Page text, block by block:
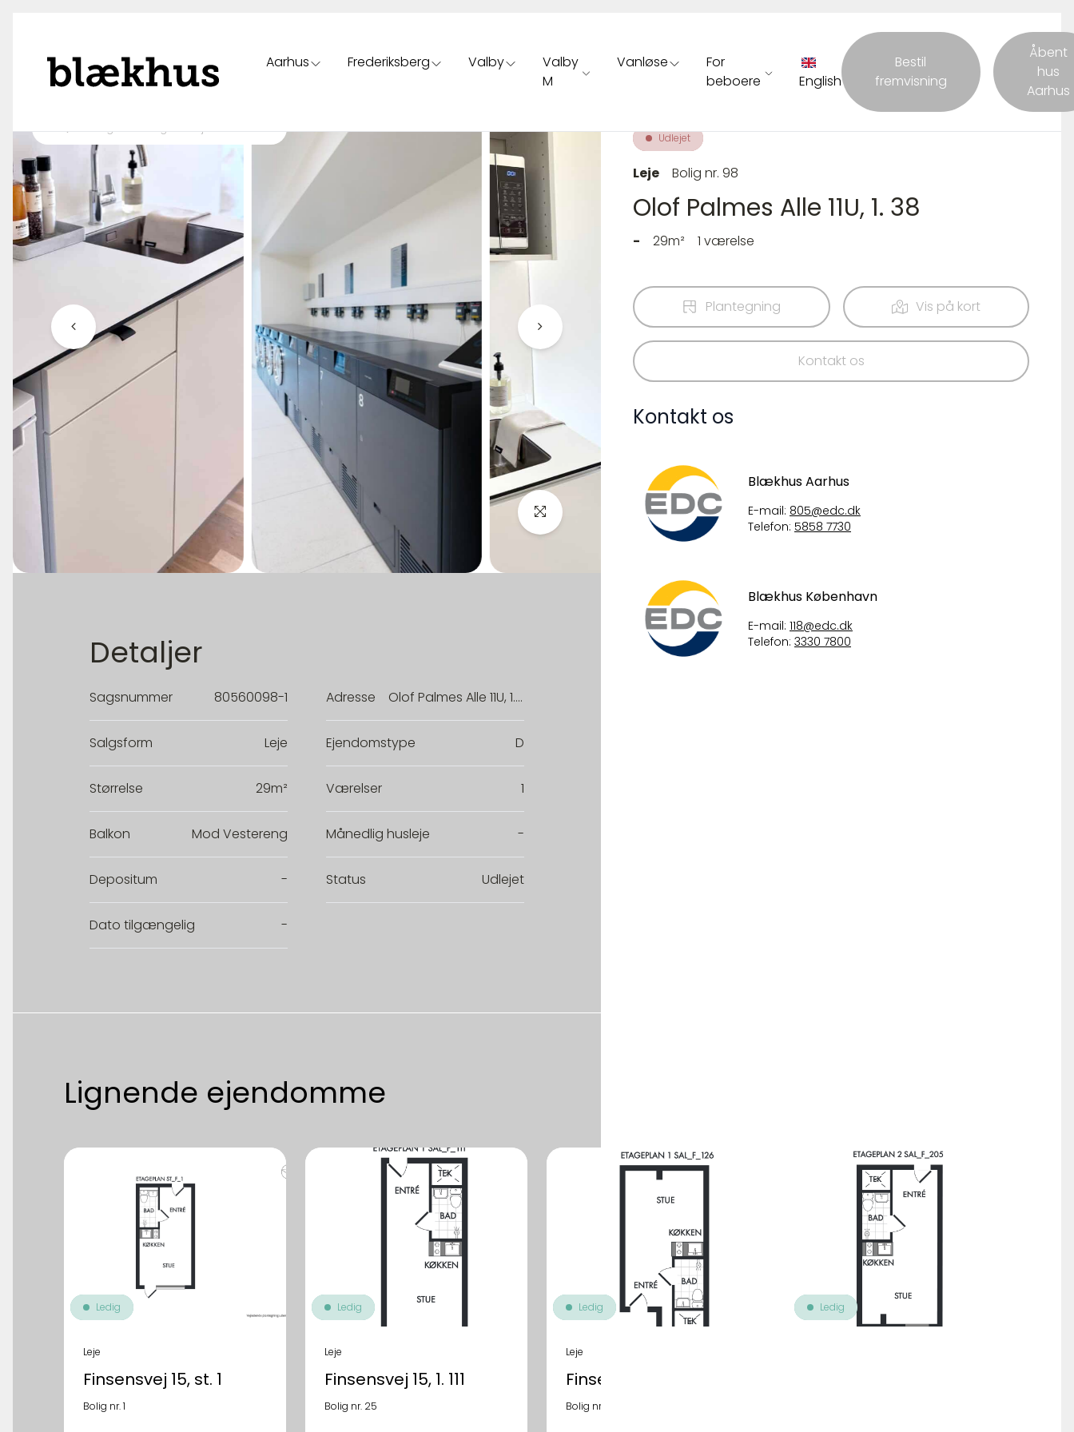
Aarhus Frederiksberg Valby
Valby
M
Vanløse
For
beboere
English
Bestil
fremvisning
Åbent
hus
Aarhus
Tilbage til oversigt over ejendomme
Udlejet
Leje Bolig nr. 98
Olof Palmes Alle 11U, 1. 38
- 29m² 1 værelse
Plantegning Vis på kort
Kontakt os
Kontakt os
Blækhus Aarhus
E-mail: 805@edc.dk
Telefon: 5858 7730
Blækhus København
E-mail: 118@edc.dk
Telefon: 3330 7800
Detaljer
Sagsnummer 80560098-1 Adresse Olof Palmes Alle 11U, 1. 38
Salgsform Leje Ejendomstype D
Størrelse 29m² Værelser 1
Balkon Mod Vestereng Månedlig husleje -
Depositum - Status Udlejet
Dato tilgængelig -
Lignende ejendomme
Ledig
Leje
Finsensvej 15, st. 1
Bolig nr. 1
Ledig
Leje
Finsensvej 15, 1. 111
Bolig nr. 25
Ledig
Leje
Finsensvej 15, 1. 126
Bolig nr. 40
Ledig